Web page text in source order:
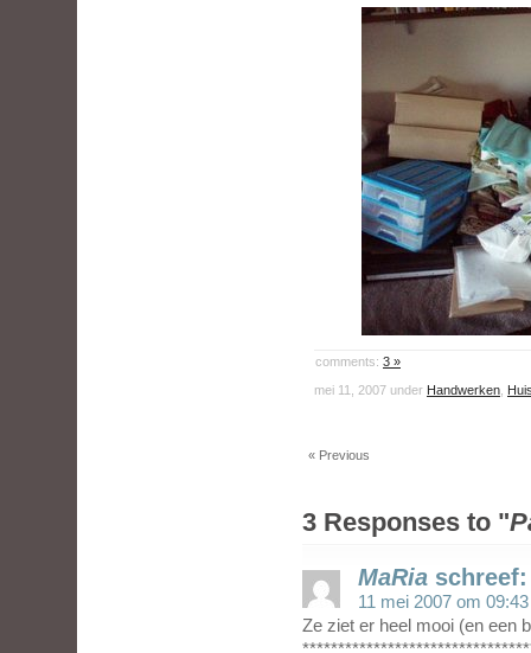
comments: 3 »
mei 11, 2007 under Handwerken
« Previous
3 Responses to "
MaRia schreef:
11 mei 2007 om 09:43
Ze ziet er heel mooi (en een